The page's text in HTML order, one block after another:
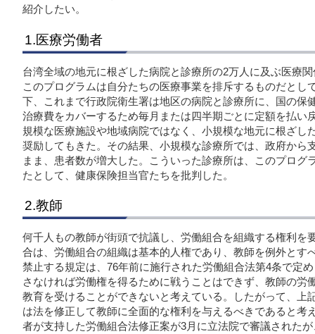
紹介したい。
1.医療労働者
台湾全域の地元に根ざした病院と診療所の2万人に及ぶ医療
このプログラムは自分たちの医療事業を排斥するものだとし
下、これまで行政院衛生署は地区の病院と診療所に、国の保
治療費をカバーするため毎月または四半期ごとに定額を払い
規模な医療施設や地域病院ではなく、小規模な地元に根ざし
奨励してもきた。その結果、小規模な診療所では、政府から
まま、患者数が増大した。こういった診療所は、このプログ
たとして、健康保険担当官たちを批判した。
2.教師
何千人もの教師が街頭で抗議し、労働組合を組織する権利を
合は、労働組合の組織は基本的人権であり、教師を例外とす
禁止する規定は、76年前に施行された労働組合法第4条で定
さなければ労働権を得るために戦うことはできず、教師の労
教育を受けることができないと考えている。したがって、上
は法を修正して教師に全面的な権利を与えるべきであると考
者が支持した労働組合法修正案が3月に立法院で審議された